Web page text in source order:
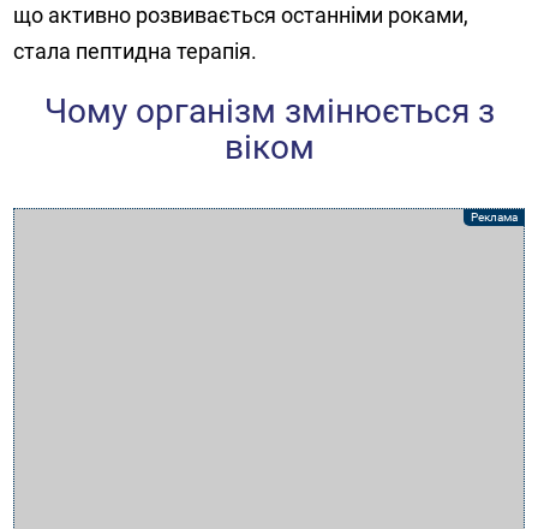
що активно розвивається останніми роками,
стала пептидна терапія.
Чому організм змінюється з
віком